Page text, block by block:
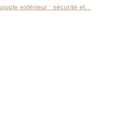
extérieur : sécurité et...